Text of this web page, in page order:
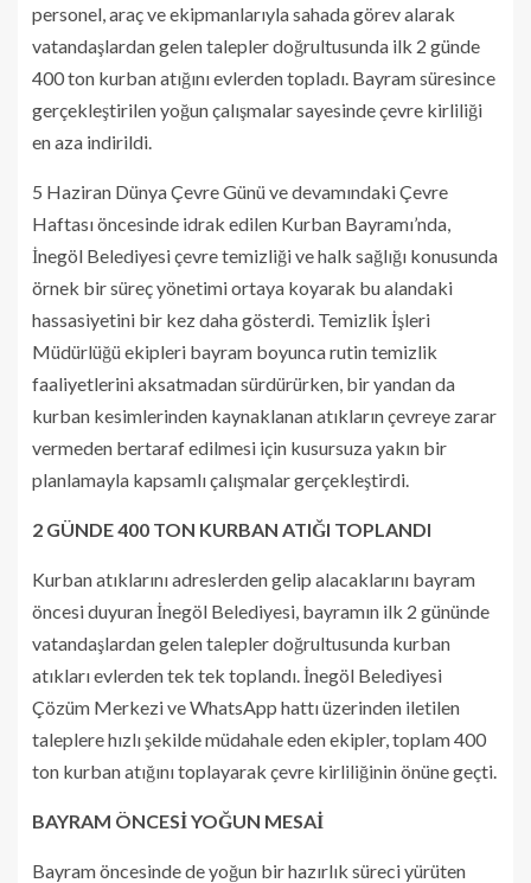
personel, araç ve ekipmanlarıyla sahada görev alarak
vatandaşlardan gelen talepler doğrultusunda ilk 2 günde
400 ton kurban atığını evlerden topladı. Bayram süresince
gerçekleştirilen yoğun çalışmalar sayesinde çevre kirliliği
en aza indirildi.
5 Haziran Dünya Çevre Günü ve devamındaki Çevre
Haftası öncesinde idrak edilen Kurban Bayramı’nda,
İnegöl Belediyesi çevre temizliği ve halk sağlığı konusunda
örnek bir süreç yönetimi ortaya koyarak bu alandaki
hassasiyetini bir kez daha gösterdi. Temizlik İşleri
Müdürlüğü ekipleri bayram boyunca rutin temizlik
faaliyetlerini aksatmadan sürdürürken, bir yandan da
kurban kesimlerinden kaynaklanan atıkların çevreye zarar
vermeden bertaraf edilmesi için kusursuza yakın bir
planlamayla kapsamlı çalışmalar gerçekleştirdi.
2 GÜNDE 400 TON KURBAN ATIĞI TOPLANDI
Kurban atıklarını adreslerden gelip alacaklarını bayram
öncesi duyuran İnegöl Belediyesi, bayramın ilk 2 gününde
vatandaşlardan gelen talepler doğrultusunda kurban
atıkları evlerden tek tek toplandı. İnegöl Belediyesi
Çözüm Merkezi ve WhatsApp hattı üzerinden iletilen
taleplere hızlı şekilde müdahale eden ekipler, toplam 400
ton kurban atığını toplayarak çevre kirliliğinin önüne geçti.
BAYRAM ÖNCESİ YOĞUN MESAİ
Bayram öncesinde de yoğun bir hazırlık süreci yürüten